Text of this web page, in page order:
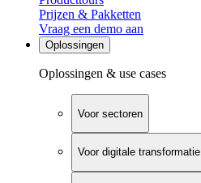
Prijzen & Pakketten
Vraag een demo aan
Oplossingen
Oplossingen & use cases
Voor sectoren
Voor digitale transformatie